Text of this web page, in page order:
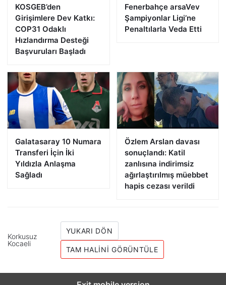
KOSGEB’den
Girişimlere Dev Katkı:
COP31 Odaklı
Hızlandırma Desteği
Başvuruları Başladı
Fenerbahçe arsaVev
Şampiyonlar Ligi’ne
Penaltılarla Veda Etti
Galatasaray 10 Numara
Transferi İçin İki
Yıldızla Anlaşma
Sağladı
Özlem Arslan davası
sonuçlandı: Katil
zanlısına indirimsiz
ağırlaştırılmış müebbet
hapis cezası verildi
Korkusuz
Kocaeli
YUKARI DÖN
TAM HALINI GÖRÜNTÜLE